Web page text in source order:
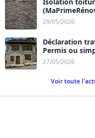
29/05/2026
Déclaration
Permis ou
27/05/2026
Voir toute